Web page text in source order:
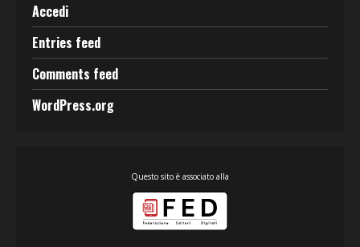
Accedi
Entries feed
Comments feed
WordPress.org
Questo sito è associato alla